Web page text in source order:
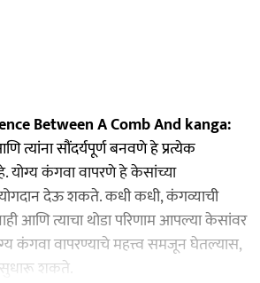
Between A Comb And kanga:
त्यांना सौंदर्यपूर्ण बनवणे हे प्रत्येक
योग्य कंगवा वापरणे हे केसांच्या
देऊ शकते. कधी कधी, कंगव्याची
आणि त्याचा थोडा परिणाम आपल्या केसांवर
कंगवा वापरण्याचे महत्त्व समजून घेतल्यास,
सुधारू शकते.